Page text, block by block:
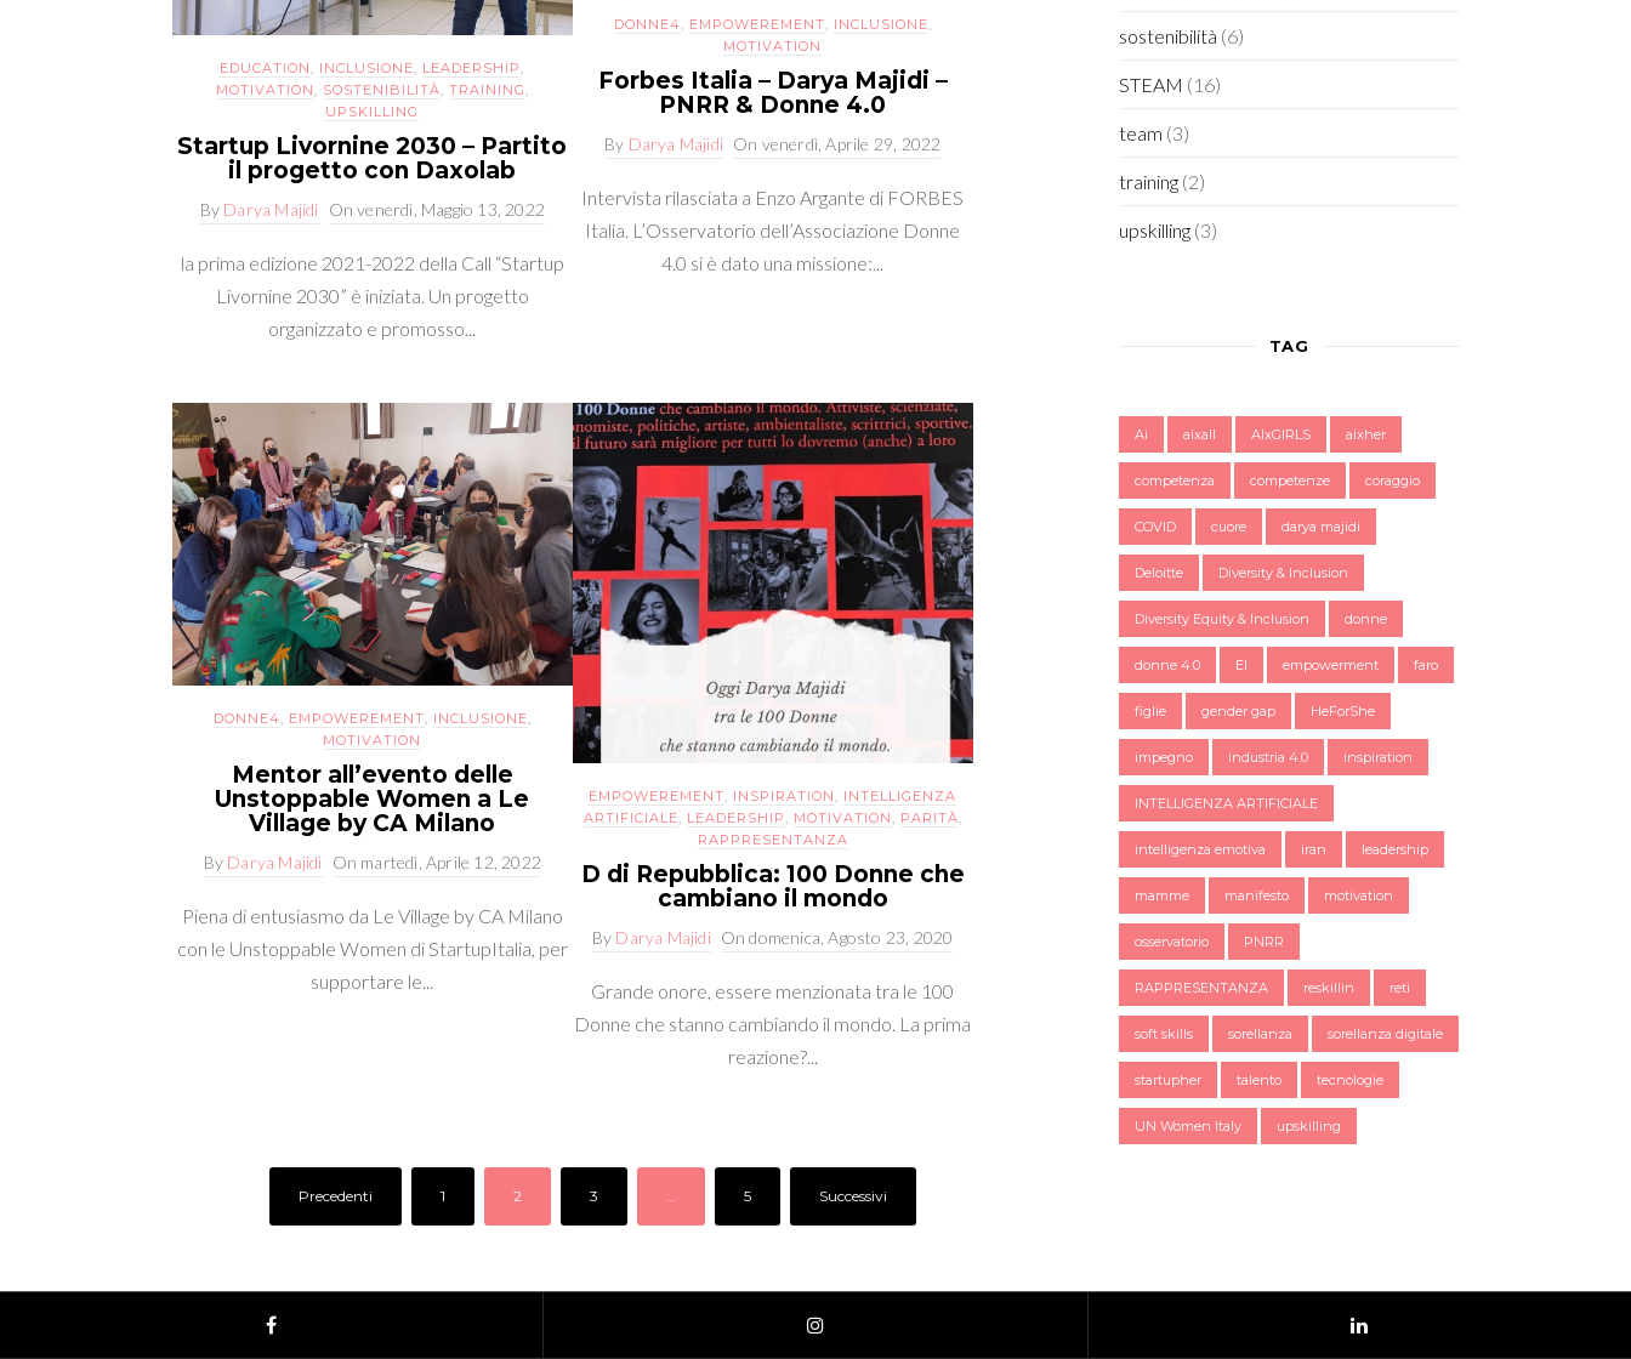
EDUCATION , INCLUSIONE, LEADERSHIP ,
MOTIVATION , SOSTENIBILITÀ, TRAINING ,
UPSKILLING
Startup Livornine 2030 – Partito
il progetto con Daxolab
By Darya Majidi Onvenerdì, Maggio 13, 2022
la prima edizione 2021-2022 della Call “Startup
Livornine 2030” è iniziata. Un progetto
organizzato e promosso...
DONNE4, EMPOWEREMENT, INCLUSIONE,
MOTIVATION
Forbes Italia – Darya Majidi –
PNRR & Donne 4.0
By Darya Majidi On venerdì, Aprile 29, 2022
Intervista rilasciata a Enzo Argante di FORBES
Italia. L’Osservatorio dell’Associazione Donne
4.0 si è dato una missione:...
DONNE4, EMPOWEREMENT, INCLUSIONE,
MOTIVATION
Mentor all’evento delle
Unstoppable Women a Le
Village by CA Milano
By Darya Majidi On martedì, Aprile 12, 2022
Piena di entusiasmo da Le Village by CA Milano
con le Unstoppable Women di StartupItalia, per
supportare le...
EMPOWEREMENT INSPIRATION
INTELLIGENZA
ARTIFICIALE
LEADERSHIP MOTIVATION PARITÀ
RAPPRESENTANZA
D di Repubblica: 100 Donne che
cambiano il mondo
By Darya Majidi Ondomenica, Agosto 23, 2020
Grande onore, essere menzionata tra le 100
Donne che stanno cambiando il mondo. La prima
reazione?...
Precedenti 1 2 3 5 Successivi
sostenibilità (6)
STEAM (16)
team (3)
training (2)
upskilling (3)
TAG
Ai aixall AIxGIRLS aixher
competenza competenze coraggio
COVID cuore darya majidi
Deloitte Diversity & Inclusion
Diversity Equity & Inclusion donne
donne 4.0 EI empowerment faro
figlie gender gap HeForShe
impegno industria 4.0 inspiration
INTELLIGENZA ARTIFICIALE
intelligenza emotiva iran leadership
mamme manifesto motivation
osservatorio PNRR
RAPPRESENTANZA reskillin reti
soft skills sorellanza sorellanza digitale
startupher talento tecnologie
UN Women Italy upskilling